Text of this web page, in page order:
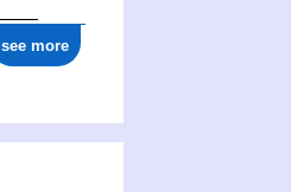
see more